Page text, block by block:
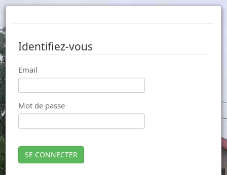
Identifiez-vous
Email
Mot de passe
SE CONNECTER